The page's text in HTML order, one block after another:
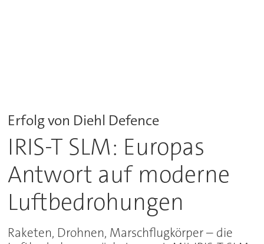
Erfolg von Diehl Defence
IRIS-T SLM: Europas
Antwort auf moderne
Luftbedrohungen
Raketen, Drohnen, Marschflugkörper – die